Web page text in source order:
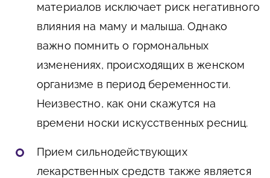
материалов исключает риск негативного
влияния на маму и малыша. Однако
важно помнить о гормональных
изменениях, происходящих в женском
организме в период беременности.
Неизвестно, как они скажутся на
времени носки искусственных ресниц.
Прием сильнодействующих
лекарственных средств также является